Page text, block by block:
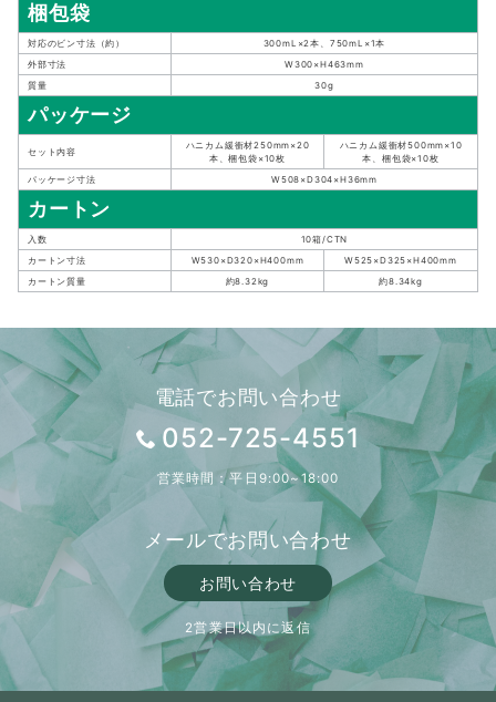
梱包袋
対応のビン寸法（約）
300mL×2本、750mL×1本
外部寸法
W300×H463mm
質量
30g
パッケージ
セット内容
ハニカム緩衝材250mm×20
本、梱包袋×10枚
ハニカム緩衝材500mm×10
本、梱包袋×10枚
パッケージ寸法
W508×D304×H36mm
カートン
入数
10箱/CTN
カートン寸法
W530×D320×H400mm
W525×D325×H400mm
カートン質量
約8.32kg 約8.34kg
電話でお問い合わせ
052-725-4551
営業時間：平日9:00~18:00
メールでお問い合わせ
お問い合わせ
2営業日以内に返信